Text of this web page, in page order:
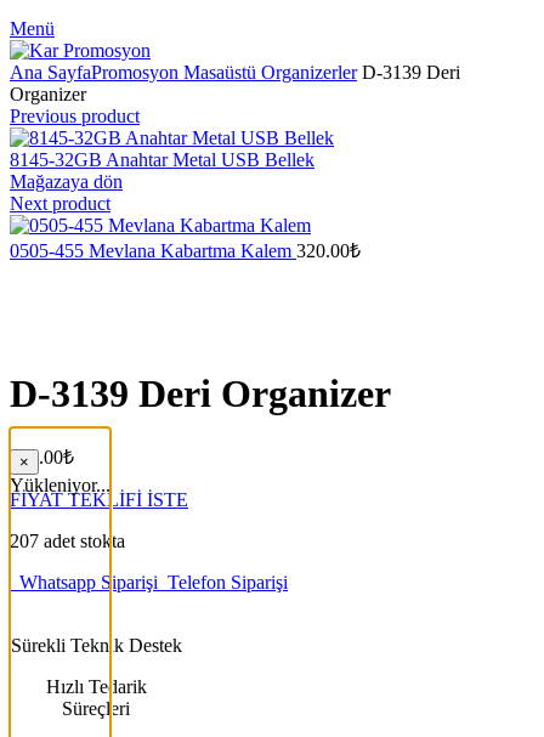
×
Yükleniyor...
Menü
Ana SayfaPromosyon Masaüstü OrganizerlerD-3139 Deri
Organizer
Previous product
8145-32GB Anahtar Metal USB Bellek
Mağazaya dön
Next product
0505-455 Mevlana Kabartma Kalem 320.00₺
D-3139 Deri Organizer
368.00₺
FİYAT TEKLİFİ İSTE
207 adet stokta
Whatsapp Siparişi Telefon Siparişi
Sürekli Teknik Destek
Hızlı Tedarik
Süreçleri